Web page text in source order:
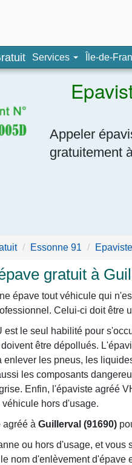
Services Île-de-
Appeler
gratuitement
Essonne 91
gratuit à
épave tout véhicule qui
Celui-ci doit être
est le seul habilité pour
être dépollués.
enlever les pneus, les
les composants
Enfin, l'épaviste agréé
hors d'usage.
agréé à Guillerval (91690)
ou hors d'usage, et
nom d'enlèvement